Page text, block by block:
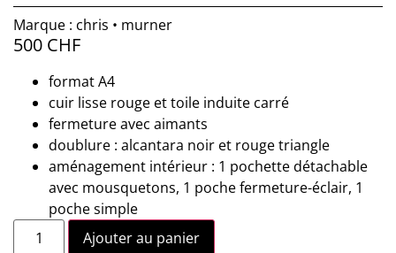
Marque : chris • murner
500 CHF
format A4
cuir lisse rouge et toile induite carré
fermeture avec aimants
doublure : alcantara noir et rouge triangle
aménagement intérieur : 1 pochette détachable
avec mousquetons, 1 poche fermeture-éclair, 1
poche simple
Ajouter au panier